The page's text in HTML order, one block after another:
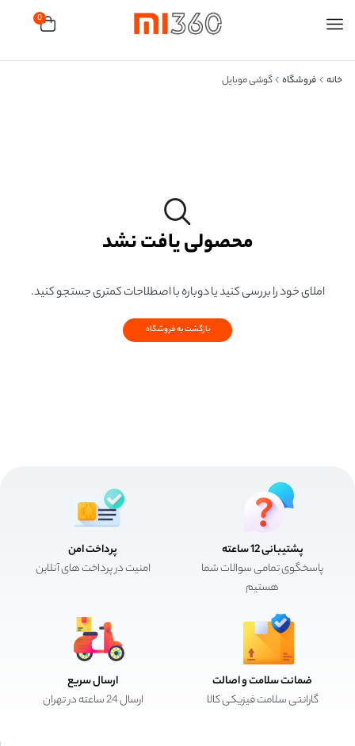
0
خانه فروشگاه گوشی موبایل
محصولی یافت نشد
املای خود را بررسی کنید یا دوباره با اصطلاحات کمتری جستجو کنید.
بازگشت به فروشگاه
پشتیبانی 12 ساعته
پاسخگوی تمامی سوالات شما
هستیم
پرداخت امن
امنیت در پرداخت های آنلاین
ضمانت سلامت و اصالت
گارانتی سلامت فیزیکی کالا
ارسال سریع
ارسال 24 ساعته در تهران